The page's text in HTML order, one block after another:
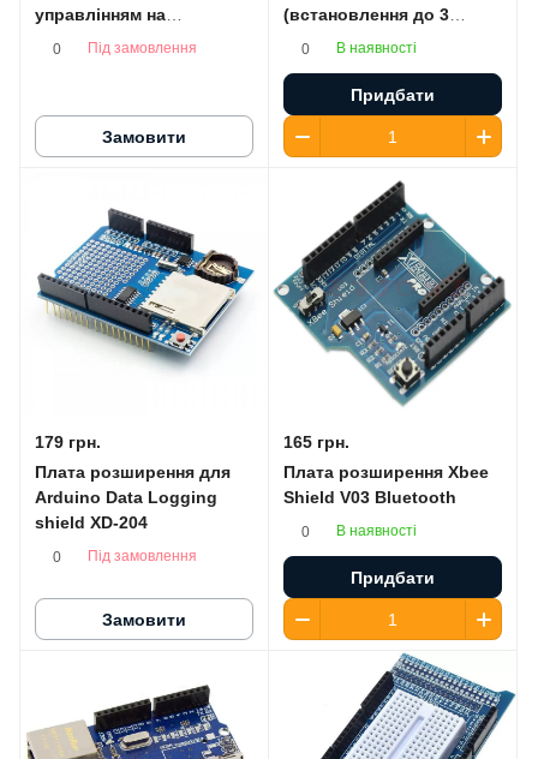
управлінням на
PCA9685PW
0 Під замовлення
Замовити
(встановлення до 3
драйверів A4988 або
0 В наявності
Придбати
179 грн.
Плата розширення для
Arduino Data Logging
shield XD-204
0 Під замовлення
Замовити
165 грн.
Плата розширення Xbee
Shield V03 Bluetooth
0 В наявності
Придбати